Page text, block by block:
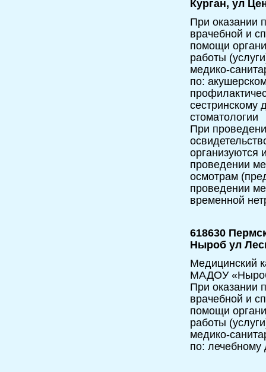
Курган, ул
При оказании
врачебной и
помощи
работы
медико-
по:
сестринскому
стоматологии
При
организуются
проведении
осмотрам
проведении
временной
618630
Ныроб ул
Медицинский
МАДОУ
При оказании
врачебной и
помощи
работы
медико-
по: лечебному